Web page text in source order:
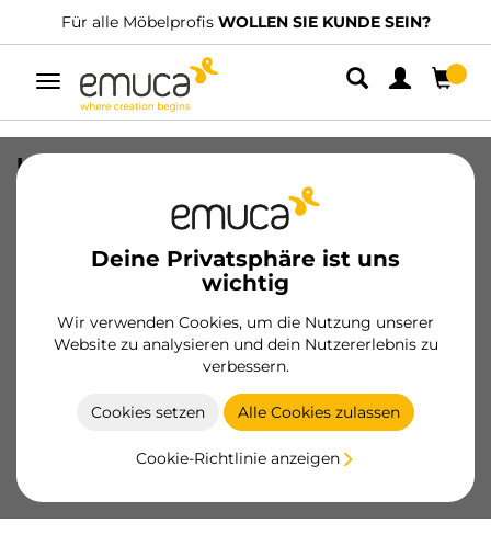
KUNDE SEIN? Wir haben spezialisierte
Umschaltbare
Navigation
Deine Privatsphäre ist uns
wichtig
Wir verwenden Cookies, um die Nutzung unserer
Website zu analysieren und dein Nutzererlebnis zu
verbessern.
Cookies setzen Alle Cookies zulassen
Cookie-Richtlinie anzeigen
UniClip-Anhängevorrichtung, für
Schrauben, Plattendicke 18 mm, Zamak
und Kunststoff, Vernickelt
4444007/ EAN 8432393361383
Wesentliche Produkte
Werden Sie Kunde